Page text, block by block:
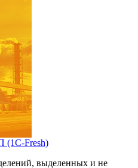
(1С-Fresh)
выделенных и не